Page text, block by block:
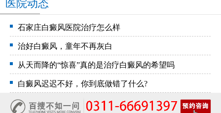
医院动态
石家庄白癜风医院治疗怎么样
治好白癜风，童年不再灰白
从天而降的“惊喜”真的是治疗白癜风的希望吗
白癜风迟迟不好，你到底做错了什么?